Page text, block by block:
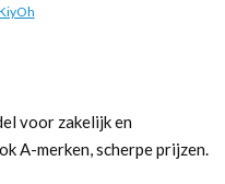
voor zakelijk en
A-merken, scherpe prijzen.